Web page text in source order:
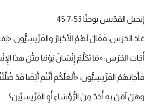
إنجيل القدّيس يوحنّا 53-45:7
عَادَ الحَرَس، فَقَالَ لَهُمُ الأَحْبَارُ والفَرِّيسِيُّون:
أَجَابَ الحَرَس: «مَا تَكَلَّمَ إِنْسَانٌ يَوْمًا مِثْلَ هذَا
فَأَجَابَهُمُ الفَرِّيسِيُّون: «أَلَعَلَّكُم أَنْتُم أَيْضًا قَدْ
وهَلْ آمَنَ بِهِ أَحَدٌ مِنَ الرُّؤَسَاءِ أَوِ الفَرِّيسيِّين؟